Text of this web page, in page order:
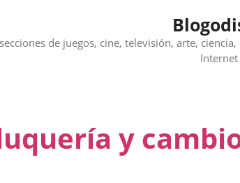
de juegos, cine, televisión, arte,
Internet
y